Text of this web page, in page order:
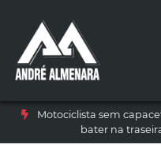
Motociclista sem
bater na